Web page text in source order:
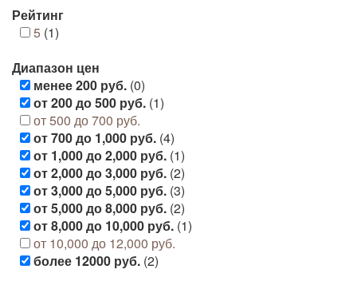
Рейтинг
5 (1)
Диапазон цен
менее 200 руб. (0)
от 200 до 500 руб. (1)
от 500 до 700 руб.
от 700 до 1,000 руб. (4)
от 1,000 до 2,000 руб. (1)
от 2,000 до 3,000 руб. (2)
от 3,000 до 5,000 руб. (3)
от 5,000 до 8,000 руб. (2)
от 8,000 до 10,000 руб. (1)
от 10,000 до 12,000 руб.
более 12000 руб. (2)